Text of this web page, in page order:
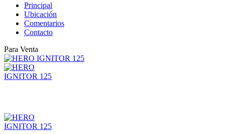
Principal
Ubicación
Comentarios
Contacto
Para Venta